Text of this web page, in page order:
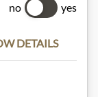
no yes
DETAILS